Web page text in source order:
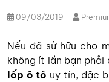
09/03/2019
Nếu đã sử hữu cho
không ít lần bạn
lốp ô tô uy tín, đặc